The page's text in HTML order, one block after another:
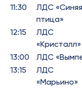
11:30
ЛДС «Синяя
птица»
12:15
ЛДС
«Кристалл»
13:00
ЛДС
13:15
ЛДС
«Марьино»